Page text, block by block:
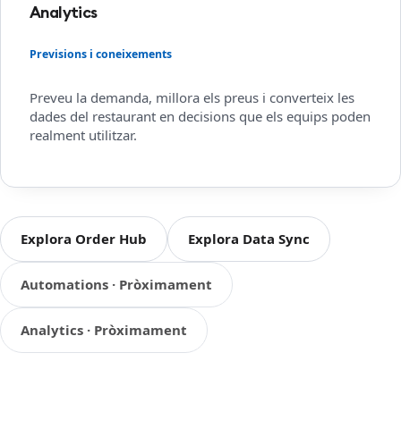
Analytics
Previsions i coneixements
Preveu la demanda, millora els preus i converteix les
dades del restaurant en decisions que els equips poden
realment utilitzar.
Explora Order Hub Explora Data Sync
Automations · Pròximament
Analytics · Pròximament